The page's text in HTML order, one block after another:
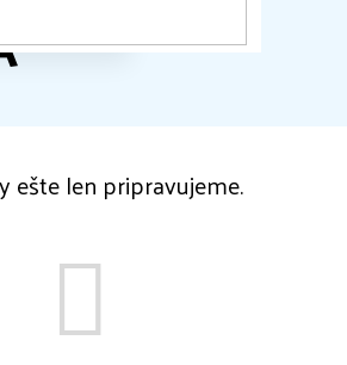
ešte len pripravujeme.